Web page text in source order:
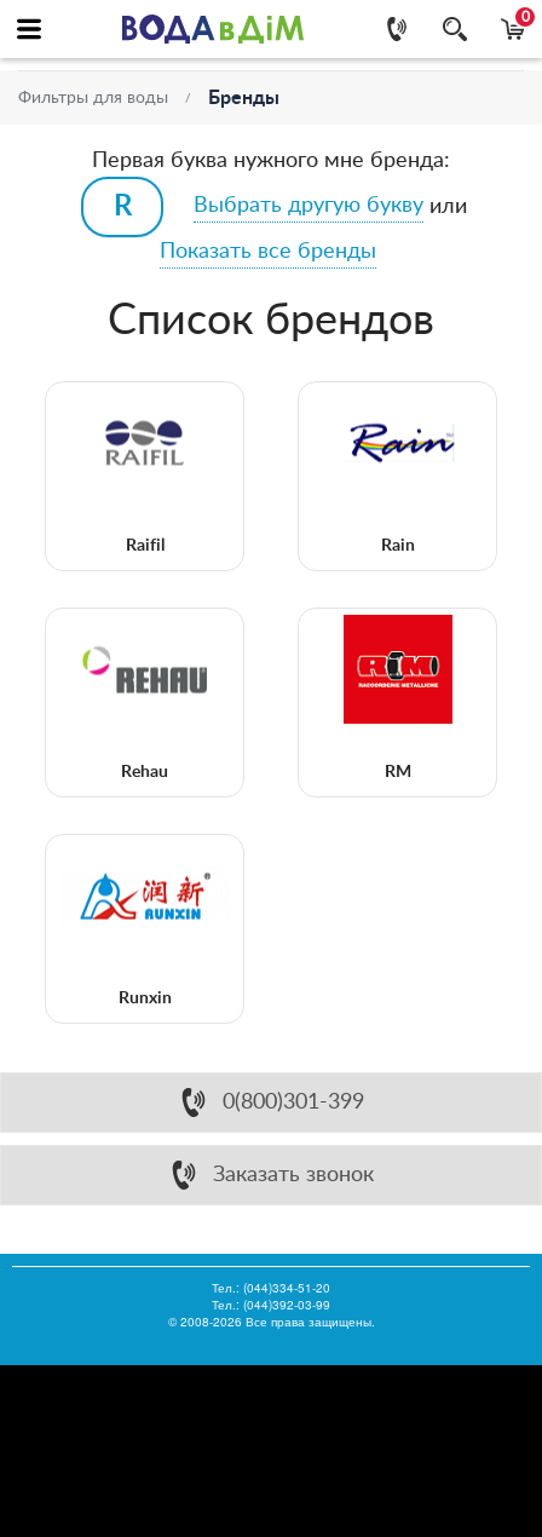
0
Фильтры для воды Бренды
Первая буква нужного мне бренда:
Выбрать другую букву или
Показать все бренды
Список брендов
Raifil Rain
Rehau RM
Runxin
0(800)301-399
Заказать звонок
Тел.: (044)334-51-20
Тел.: (044)392-03-99
© 2008-2026 Все права защищены.